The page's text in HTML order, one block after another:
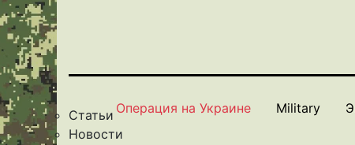
Статьи
Новости
Операция на Украине Military